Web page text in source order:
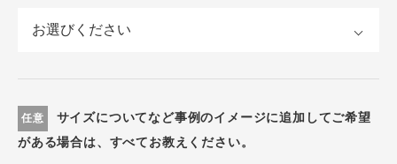
任意
サイズについてなど事例のイメージに追加してご希望
がある場合は、すべてお教えください。